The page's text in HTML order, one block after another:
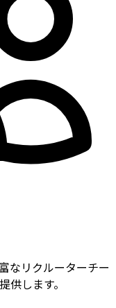
なリクルーターチー
供します。